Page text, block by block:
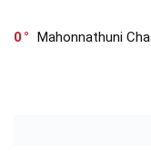
0 Mahonnathuni